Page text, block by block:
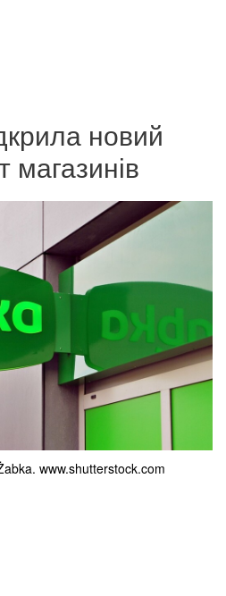
новий
www.shutterstock.com